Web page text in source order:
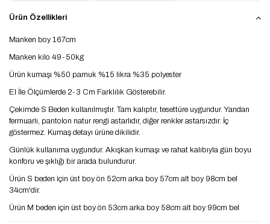
Ürün Özellikleri
Manken boy 167cm
Manken kilo 49-50kg
Ürün kumaşı %50 pamuk %15 likra %35 polyester
El İle Ölçümlerde 2-3 Cm Farklılık Gösterebilir.
Çekimde S Beden kullanılmıştır. Tam kalıptır, tesettüre uygundur. Yandan
fermuarlı, pantolon natur rengi astarlıdır, diğer renkler astarsızdır. İç
göstermez. Kumaş detayı ürüne dikilidir.
Günlük kullanıma uygundur. Akışkan kumaşı ve rahat kalıbıyla gün boyu
konforu ve şıklığı bir arada bulundurur.
Ürün S beden için üst boy ön 52cm arka boy 57cm alt boy 98cm bel
34cm'dir.
Ürün M beden için üst boy ön 53cm arka boy 58cm alt boy 99cm bel